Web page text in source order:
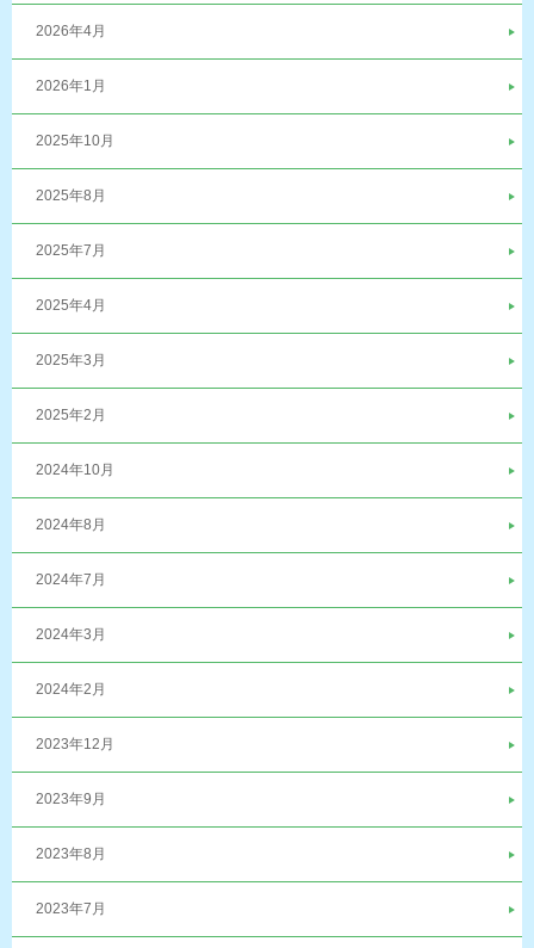
2026年4月
2026年1月
2025年10月
2025年8月
2025年7月
2025年4月
2025年3月
2025年2月
2024年10月
2024年8月
2024年7月
2024年3月
2024年2月
2023年12月
2023年9月
2023年8月
2023年7月